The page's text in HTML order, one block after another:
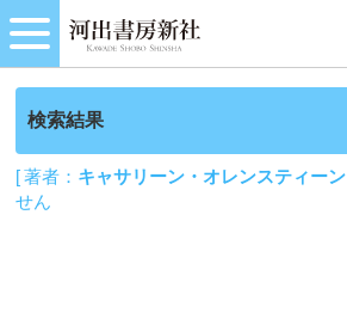
検索結果
[ 著者： キャサリーン・オレンスティーン
せん